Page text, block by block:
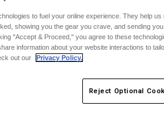
to fuel your online experience. They help
showing you the gear you crave, and sending
"Accept & Proceed," you agree to these
information about your website interactions to
out our
Privacy Policy.
Reject Optional